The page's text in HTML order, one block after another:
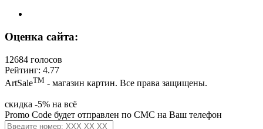
Оценка сайта:
12684 голосов
Рейтинг: 4.77
ArtSaleТМ - магазин картин. Все права защищены.
скидка -5% на всё
Promo Code будет отправлен по СМС на Ваш телефон